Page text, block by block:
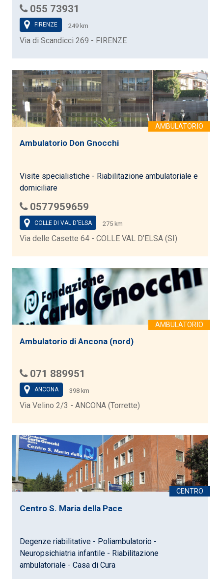
055 73931
FIRENZE 249 km
Via di Scandicci 269 - FIRENZE
Ambulatorio Don Gnocchi
Visite specialistiche - Riabilitazione ambulatoriale e
domiciliare
0577959659
COLLE DI VAL D'ELSA 275 km
Via delle Casette 64 - COLLE VAL D'ELSA (SI)
Ambulatorio di Ancona (nord)
071 889951
ANCONA 398 km
Via Velino 2/3 - ANCONA (Torrette)
Centro S. Maria della Pace
Degenze riabilitative - Poliambulatorio -
Neuropsichiatria infantile - Riabilitazione
ambulatoriale - Casa di Cura